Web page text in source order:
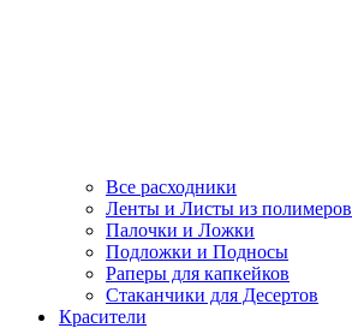
Все расходники
Ленты и Листы из полимеров
Палочки и Ложки
Подложки и Подносы
Раперы для капкейков
Стаканчики для Десертов
Красители